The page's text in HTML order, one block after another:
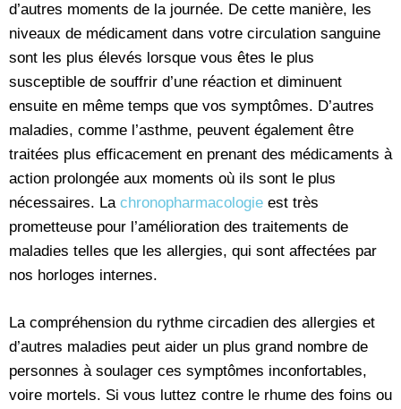
d’autres moments de la journée. De cette manière, les
niveaux de médicament dans votre circulation sanguine
sont les plus élevés lorsque vous êtes le plus
susceptible de souffrir d’une réaction et diminuent
ensuite en même temps que vos symptômes. D’autres
maladies, comme l’asthme, peuvent également être
traitées plus efficacement en prenant des médicaments à
action prolongée aux moments où ils sont le plus
nécessaires. La chronopharmacologie est très
prometteuse pour l’amélioration des traitements de
maladies telles que les allergies, qui sont affectées par
nos horloges internes.
La compréhension du rythme circadien des allergies et
d’autres maladies peut aider un plus grand nombre de
personnes à soulager ces symptômes inconfortables,
voire mortels. Si vous luttez contre le rhume des foins ou